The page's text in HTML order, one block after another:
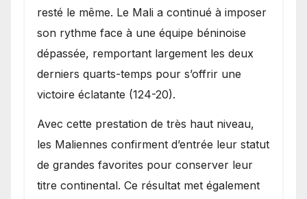
resté le même. Le Mali a continué à imposer
son rythme face à une équipe béninoise
dépassée, remportant largement les deux
derniers quarts-temps pour s’offrir une
victoire éclatante (124-20).
Avec cette prestation de très haut niveau,
les Maliennes confirment d’entrée leur statut
de grandes favorites pour conserver leur
titre continental. Ce résultat met également